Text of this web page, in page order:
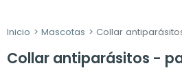
Inicio Mascotas Collar
Collar antiparásitos -